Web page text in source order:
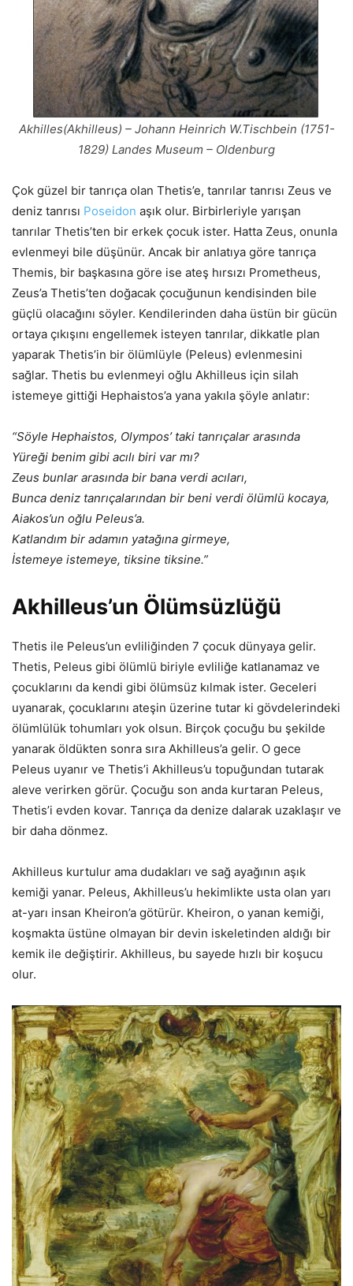
Akhilles(Akhilleus) – Johann Heinrich W.Tischbein (1751-
1829) Landes Museum – Oldenburg
Çok güzel bir tanrıça olan Thetis’e, tanrılar tanrısı Zeus ve
deniz tanrısı Poseidon aşık olur. Birbirleriyle yarışan
tanrılar Thetis’ten bir erkek çocuk ister. Hatta Zeus, onunla
evlenmeyi bile düşünür. Ancak bir anlatıya göre tanrıça
Themis, bir başkasına göre ise ateş hırsızı Prometheus,
Zeus’a Thetis’ten doğacak çocuğunun kendisinden bile
güçlü olacağını söyler. Kendilerinden daha üstün bir gücün
ortaya çıkışını engellemek isteyen tanrılar, dikkatle plan
yaparak Thetis’in bir ölümlüyle (Peleus) evlenmesini
sağlar. Thetis bu evlenmeyi oğlu Akhilleus için silah
istemeye gittiği Hephaistos’a yana yakıla şöyle anlatır:
“Söyle Hephaistos, Olympos’ taki tanrıçalar arasında
Yüreği benim gibi acılı biri var mı?
Zeus bunlar arasında bir bana verdi acıları,
Bunca deniz tanrıçalarından bir beni verdi ölümlü kocaya,
Aiakos’un oğlu Peleus’a.
Katlandım bir adamın yatağına girmeye,
İstemeye istemeye, tiksine tiksine.”
Akhilleus’un Ölümsüzlüğü
Thetis ile Peleus’un evliliğinden 7 çocuk dünyaya gelir.
Thetis, Peleus gibi ölümlü biriyle evliliğe katlanamaz ve
çocuklarını da kendi gibi ölümsüz kılmak ister. Geceleri
uyanarak, çocuklarını ateşin üzerine tutar ki gövdelerindeki
ölümlülük tohumları yok olsun. Birçok çocuğu bu şekilde
yanarak öldükten sonra sıra Akhilleus’a gelir. O gece
Peleus uyanır ve Thetis’i Akhilleus’u topuğundan tutarak
aleve verirken görür. Çocuğu son anda kurtaran Peleus,
Thetis’i evden kovar. Tanrıça da denize dalarak uzaklaşır ve
bir daha dönmez.
Akhilleus kurtulur ama dudakları ve sağ ayağının aşık
kemiği yanar. Peleus, Akhilleus’u hekimlikte usta olan yarı
at-yarı insan Kheiron’a götürür. Kheiron, o yanan kemiği,
koşmakta üstüne olmayan bir devin iskeletinden aldığı bir
kemik ile değiştirir. Akhilleus, bu sayede hızlı bir koşucu
olur.